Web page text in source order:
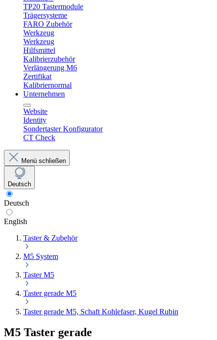
TP20 Tastermodule
Trägersysteme
FARO Zubehör
Werkzeug
Werkzeug
Hilfsmittel
Kalibrierzubehör
Verlängerung M6
Zertifikat
Kalibriernormal
Unternehmen
Website
Identity
Sondertaster Konfigurator
CT Check
Menü schließen
Deutsch
Deutsch
English
Taster & Zubehör
M5 System
Taster M5
Taster gerade M5
Taster gerade M5, Schaft Kohlefaser, Kugel Rubin
M5 Taster gerade